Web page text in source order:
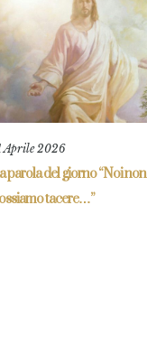
Aprile 2026
parola del giorno “Noi non
tacere…”